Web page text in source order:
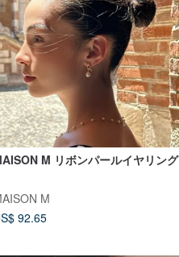
M リボンパールイヤリング
M
92.65